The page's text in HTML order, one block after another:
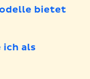
bietet
ich als